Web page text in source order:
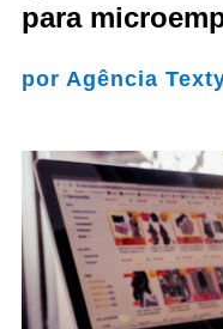
para
por Agência